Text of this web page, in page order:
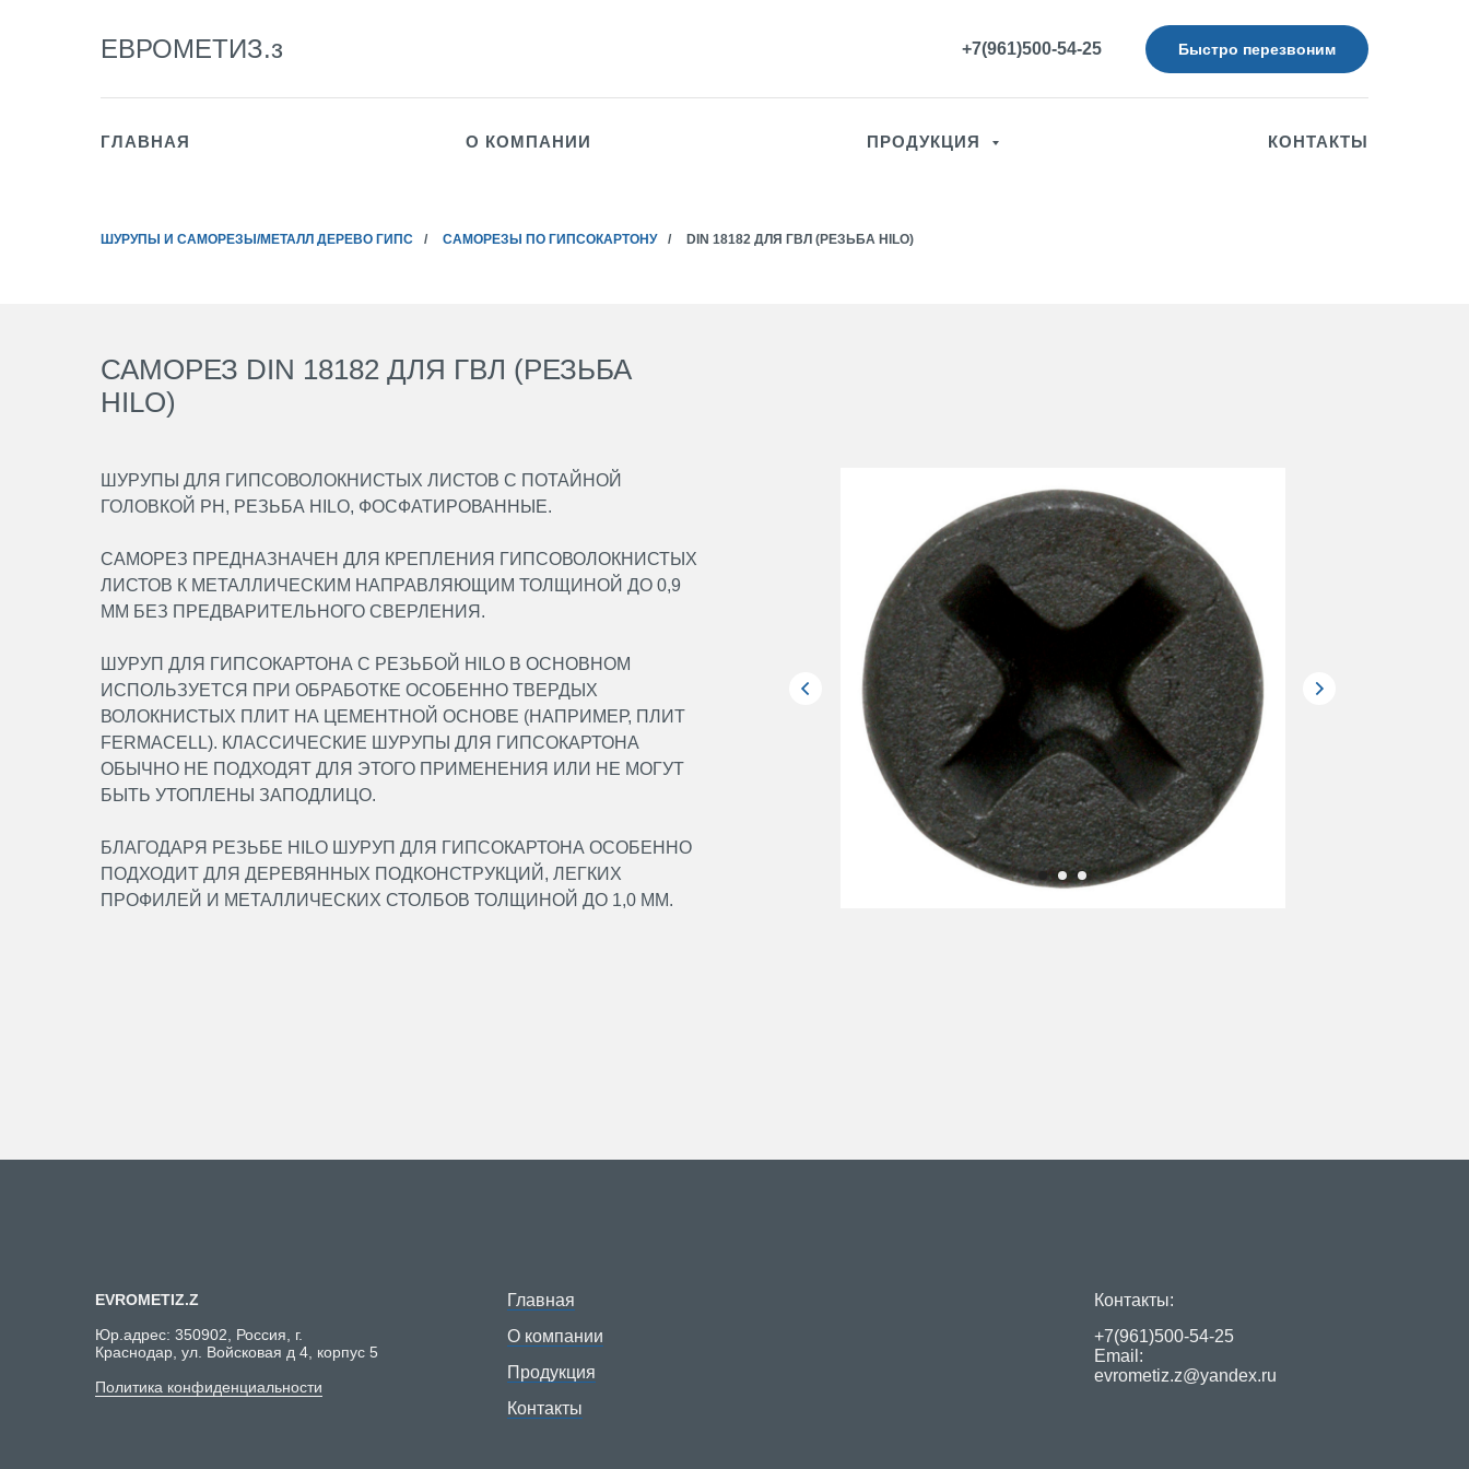
ЕВРОМЕТИЗ.з +7(961)500-54-25 Быстро перезвоним
ГЛАВНАЯ О КОМПАНИИ ПРОДУКЦИЯ КОНТАКТЫ
ШУРУПЫ И САМОРЕЗЫ/МЕТАЛЛ ДЕРЕВО ГИПС / САМОРЕЗЫ ПО ГИПСОКАРТОНУ / DIN 18182 ДЛЯ ГВЛ (РЕЗЬБА HILO)
САМОРЕЗ DIN 18182 ДЛЯ ГВЛ (РЕЗЬБА
HILO)
ШУРУПЫ ДЛЯ ГИПСОВОЛОКНИСТЫХ ЛИСТОВ С ПОТАЙНОЙ
ГОЛОВКОЙ PH, РЕЗЬБА HILO, ФОСФАТИРОВАННЫЕ.
САМОРЕЗ ПРЕДНАЗНАЧЕН ДЛЯ КРЕПЛЕНИЯ ГИПСОВОЛОКНИСТЫХ
ЛИСТОВ К МЕТАЛЛИЧЕСКИМ НАПРАВЛЯЮЩИМ ТОЛЩИНОЙ ДО 0,9
ММ БЕЗ ПРЕДВАРИТЕЛЬНОГО СВЕРЛЕНИЯ.
ШУРУП ДЛЯ ГИПСОКАРТОНА С РЕЗЬБОЙ HILO В ОСНОВНОМ
ИСПОЛЬЗУЕТСЯ ПРИ ОБРАБОТКЕ ОСОБЕННО ТВЕРДЫХ
ВОЛОКНИСТЫХ ПЛИТ НА ЦЕМЕНТНОЙ ОСНОВЕ (НАПРИМЕР, ПЛИТ
FERMACELL). КЛАССИЧЕСКИЕ ШУРУПЫ ДЛЯ ГИПСОКАРТОНА
ОБЫЧНО НЕ ПОДХОДЯТ ДЛЯ ЭТОГО ПРИМЕНЕНИЯ ИЛИ НЕ МОГУТ
БЫТЬ УТОПЛЕНЫ ЗАПОДЛИЦО.
БЛАГОДАРЯ РЕЗЬБЕ HILO ШУРУП ДЛЯ ГИПСОКАРТОНА ОСОБЕННО
ПОДХОДИТ ДЛЯ ДЕРЕВЯННЫХ ПОДКОНСТРУКЦИЙ, ЛЕГКИХ
ПРОФИЛЕЙ И МЕТАЛЛИЧЕСКИХ СТОЛБОВ ТОЛЩИНОЙ ДО 1,0 ММ.
EVROMETIZ.Z
Юр.адрес: 350902, Россия, г.
Краснодар, ул. Войсковая д 4, корпус 5
Политика конфиденциальности
Главная
О компании
Продукция
Контакты
Контакты:
+7(961)500-54-25
Email:
evrometiz.z@yandex.ru